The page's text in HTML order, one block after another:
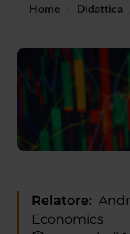
Home Didattica
Relatore:
Economics